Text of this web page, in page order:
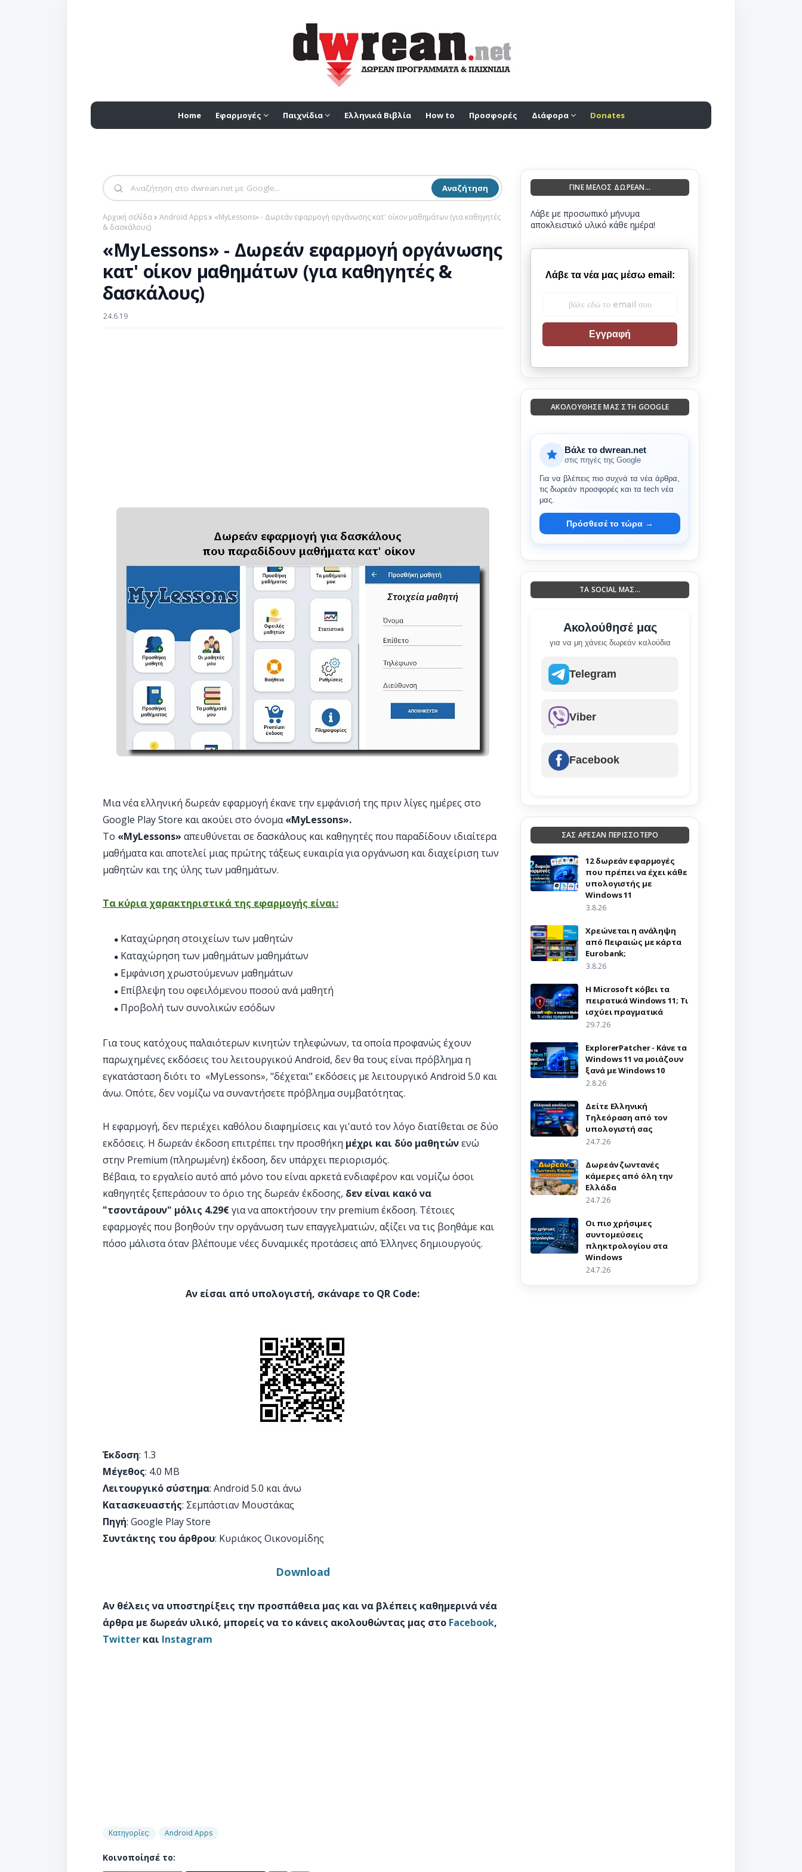
Home Εφαρμογές Παιχνίδια Ελληνικά Βιβλία How to Προσφορές Διάφορα Donates
Αναζήτηση
Αρχική σελίδα Android Apps
«MyLessons» - Δωρεάν εφαρμογή οργάνωσης κατ' οίκον μαθημάτων (για καθηγητές
& δασκάλους)
«MyLessons» - Δωρεάν εφαρμογή οργάνωσης
κατ' οίκον μαθημάτων (για καθηγητές &
δασκάλους)
24.6.19
Μια νέα ελληνική δωρεάν εφαρμογή έκανε την εμφάνισή της πριν λίγες ημέρες στο
Google Play Store και ακούει στο όνομα«MyLessons».
Το «MyLessons» απευθύνεται σε δασκάλους και καθηγητές που παραδίδουν ιδιαίτερα
μαθήματα και αποτελεί μιας πρώτης τάξεως ευκαιρία για οργάνωση και διαχείριση των
μαθητών και της ύλης των μαθημάτων.
Τα κύρια χαρακτηριστικά της εφαρμογής είναι:
Καταχώρηση στοιχείων των μαθητών
Καταχώρηση των μαθημάτων μαθημάτων
Εμφάνιση χρωστούμενων μαθημάτων
Επίβλεψη του οφειλόμενου ποσού ανά μαθητή
Προβολή των συνολικών εσόδων
Για τους κατόχους παλαιότερων κινητών τηλεφώνων, τα οποία προφανώς έχουν
παρωχημένες εκδόσεις του λειτουργικού Android, δεν θα τους είναι πρόβλημα η
εγκατάσταση διότι το «MyLessons», "δέχεται" εκδόσεις με λειτουργικό Android 5.0 και
άνω. Οπότε, δεν νομίζω να συναντήσετε πρόβλημα συμβατότητας.
Η εφαρμογή, δεν περιέχει καθόλου διαφημίσεις και γι'αυτό τον λόγο διατίθεται σε δύο
εκδόσεις. Η δωρεάν έκδοση επιτρέπει την προσθήκη μέχρι και δύο μαθητώνενώ
στην Premium (πληρωμένη) έκδοση, δεν υπάρχει περιορισμός.
Βέβαια, το εργαλείο αυτό από μόνο του είναι αρκετά ενδιαφέρον και νομίζω όσοι
καθηγητές ξεπεράσουν το όριο της δωρεάν έκδοσης, δεν είναι κακό να
"τσοντάρουν" μόλις 4.29€για να αποκτήσουν την premium έκδοση. Τέτοιες
εφαρμογές που βοηθούν την οργάνωση των επαγγελματιών, αξίζει να τις βοηθάμε και
πόσο μάλιστα όταν βλέπουμε νέες δυναμικές προτάσεις από Έλληνες δημιουργούς.
Αν είσαι από υπολογιστή, σκάναρε το QR Code:
Έκδοση: 1.3
Μέγεθος: 4.0 MB
Λειτουργικό σύστημα: Android 5.0 και άνω
Κατασκευαστής: Σεμπάστιαν Μουστάκας
Πηγή: Google Play Store
Συντάκτης του άρθρου: Κυριάκος Οικονομίδης
Download
Αν θέλεις να υποστηρίξεις την προσπάθεια μας και να βλέπεις καθημερινά νέα
άρθρα με δωρεάν υλικό, μπορείς να το κάνεις ακολουθώντας μας στο Facebook,
Twitter και Instagram
Κατηγορίες: Android Apps
Κοινοποίησέ το:
ΓΙΝΕ ΜΕΛΟΣ ΔΩΡΕΑΝ...
Λάβε με προσωπικό μήνυμα
αποκλειστικό υλικό κάθε ημέρα!
Λάβε τα νέα μας μέσω email:
Εγγραφή
ΑΚΟΛΟΎΘΗΣΈ ΜΑΣ ΣΤΗ GOOGLE
Βάλε το dwrean.net
στις πηγές της Google
Για να βλέπεις πιο συχνά τα νέα άρθρα,
τις δωρεάν προσφορές και τα tech νέα
μας.
Πρόσθεσέ το τώρα →
ΤΑ SOCIAL ΜΑΣ...
Ακολούθησέ μας
για να μη χάνεις δωρεάν καλούδια
Telegram
Viber
Facebook
ΣΑΣ ΑΡΕΣΑΝ ΠΕΡΙΣΣΟΤΕΡΟ
12 δωρεάν εφαρμογές
που πρέπει να έχει κάθε
υπολογιστής με
Windows 11
3.8.26
Χρεώνεται η ανάληψη
από Πειραιώς με κάρτα
Eurobank;
3.8.26
Η Microsoft κόβει τα
πειρατικά Windows 11; Τι
ισχύει πραγματικά
29.7.26
ExplorerPatcher - Κάνε τα
Windows 11 να μοιάζουν
ξανά με Windows 10
2.8.26
Δείτε Ελληνική
Τηλεόραση από τον
υπολογιστή σας
24.7.26
Δωρεάν ζωντανές
κάμερες από όλη την
Ελλάδα
24.7.26
Οι πιο χρήσιμες
συντομεύσεις
πληκτρολογίου στα
Windows
24.7.26